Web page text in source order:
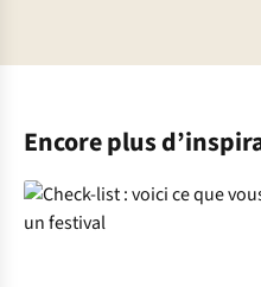
Encore plus